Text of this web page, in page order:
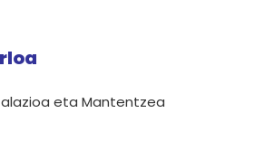
eta Mantentzea